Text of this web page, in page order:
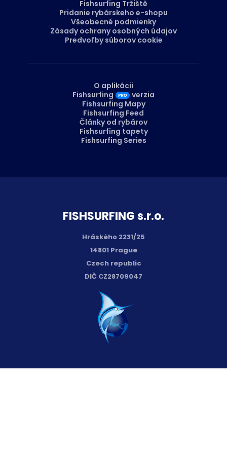
FISH­SURFING s.r.o.
Hráského 2231/25
14801 Prague
Czech republic
DIČ CZ28709047
Fishsurfing Tržiště
Pridanie rybárskeho e-shopu
Všeobecné podmienky
Zásady ochrany osobných údajov
Predvoľby súborov cookie
O aplikácii
Fishsurfing
verzia
Fishsurfing Mapy
Fishsurfing Feed
Články od rybárov
Fishsurfing tapety
Fishsurfing Series